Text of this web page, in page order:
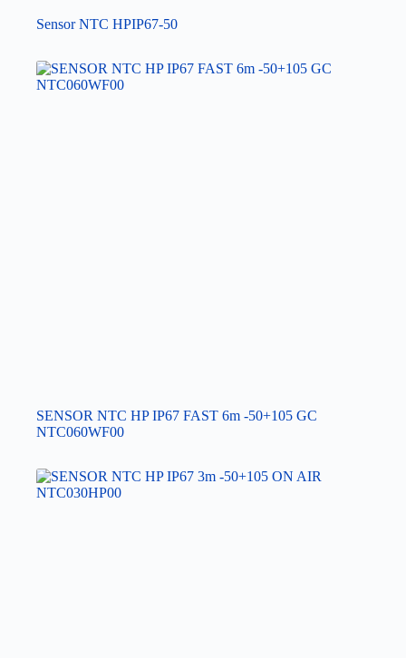
Sensor NTC HPIP67-50
SENSOR NTC HP IP67 FAST 6m -50+105 GC
NTC060WF00